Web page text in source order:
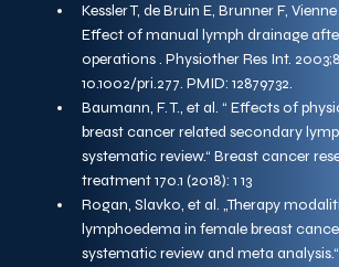
Kessler T, de Bruin E, Brunner F,
Effect of manual lymph drainage
operations . Physiother Res Int.
10.1002/pri.277. PMID: 12879732.
Baumann, F. T., et al. “ Effects of
breast cancer related secondary
systematic review.“ Breast cancer
treatment 170.1 (2018): 1 13
Rogan, Slavko, et al. „Therapy
lymphoedema in female breast
systematic review and meta